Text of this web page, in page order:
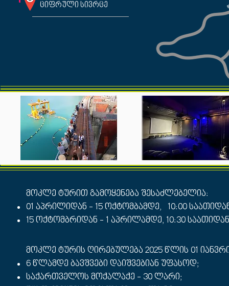
ციფრული სივრცე
მოკლე ტურით გამოყენება შესაძლებელია:
01 აპრილიდან - 15 ოქტომბამდე, 10:00
15 ოქტომბრიდან - 1 აპრილამდე, 10:30
მოკლე ტურის ღირებულება 2025 წლის 01
6 წლამდე ბავშვები დაიშვებიან უფასოდ;
საქართველოს მოქალაქე - 30 ლარი;